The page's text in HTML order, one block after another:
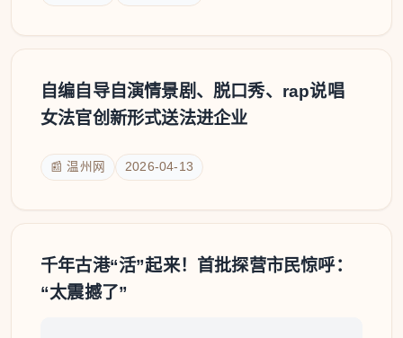
自编自导自演情景剧、脱口秀、rap说唱
女法官创新形式送法进企业
📰 温州网 2026-04-13
千年古港“活”起来！首批探营市民惊呼：
“太震撼了”